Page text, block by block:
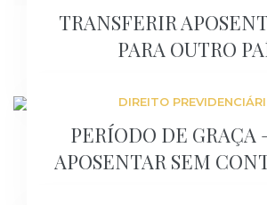
TRANSFERIR
PARA OUTRO
DIREITO
PERÍODO DE GRAÇA
APOSENTAR SEM